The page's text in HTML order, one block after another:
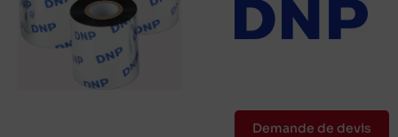
Demande de devis